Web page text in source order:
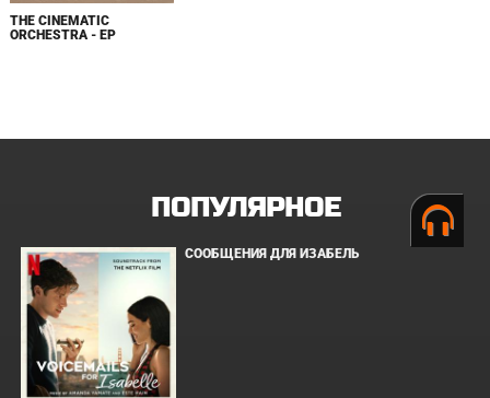
THE CINEMATIC
ORCHESTRA - EP
ПОПУЛЯРНОЕ
СООБЩЕНИЯ ДЛЯ ИЗАБЕЛЬ